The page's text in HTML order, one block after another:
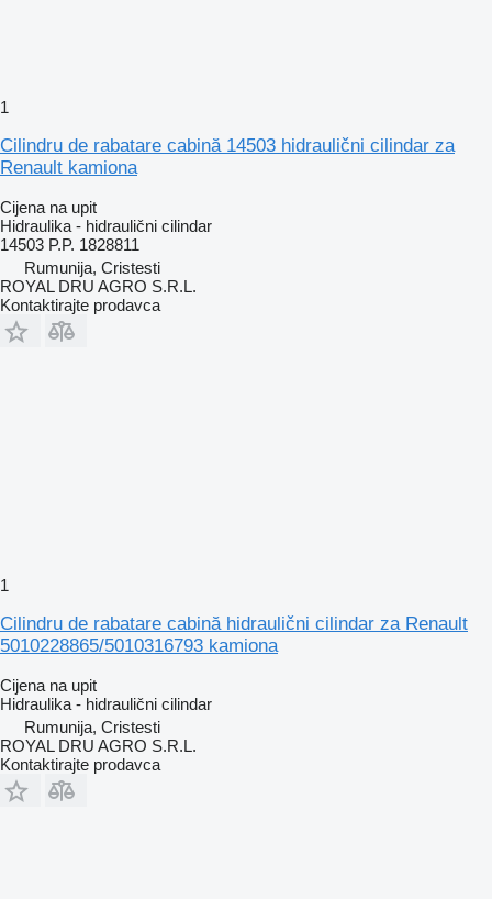
1
Cilindru de rabatare cabină 14503 hidraulični cilindar za
Renault kamiona
Cijena na upit
Hidraulika - hidraulični cilindar
14503 P.P. 1828811
Rumunija, Cristesti
ROYAL DRU AGRO S.R.L.
Kontaktirajte prodavca
1
Cilindru de rabatare cabină hidraulični cilindar za Renault
5010228865/5010316793 kamiona
Cijena na upit
Hidraulika - hidraulični cilindar
Rumunija, Cristesti
ROYAL DRU AGRO S.R.L.
Kontaktirajte prodavca